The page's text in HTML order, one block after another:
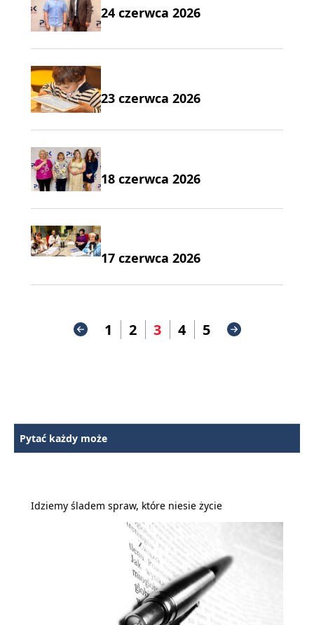
24 czerwca 2026
23 czerwca 2026
18 czerwca 2026
17 czerwca 2026
1 2 3 4 5
Pytać każdy może
Idziemy śladem spraw, które niesie życie